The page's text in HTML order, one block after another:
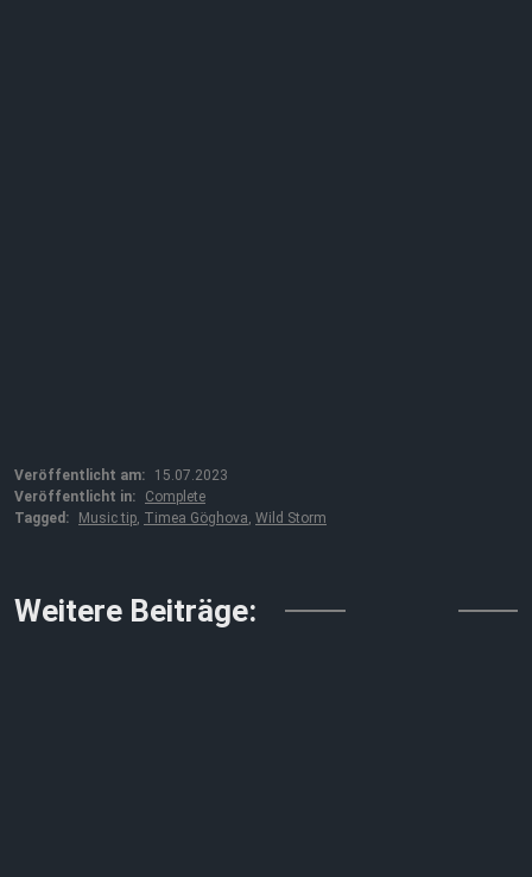
Veröffentlicht am:
15.07.2023
Veröffentlicht in:
Complete
Tagged:
Music tip Timea Göghova Wild Storm
Weitere Beiträge: